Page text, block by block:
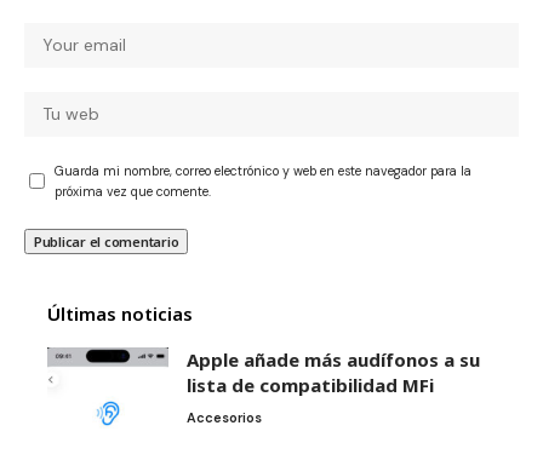
Guarda mi nombre, correo electrónico y web en este navegador para la
próxima vez que comente.
Últimas noticias
Apple añade más audífonos a su
lista de compatibilidad MFi
Accesorios